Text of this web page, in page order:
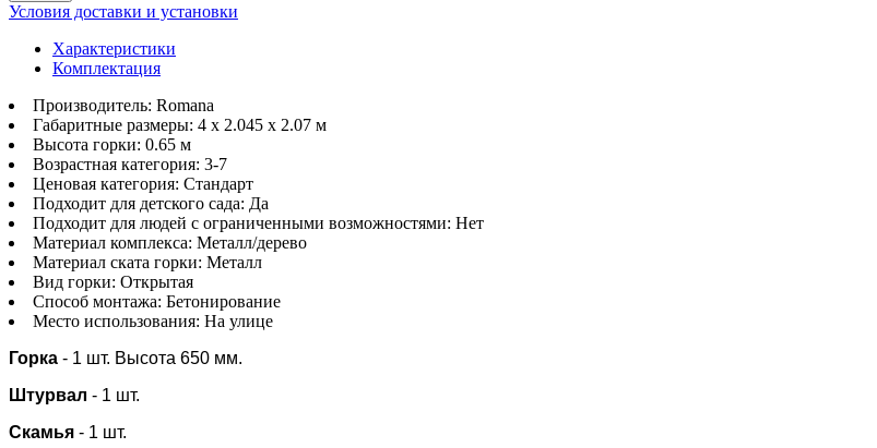
Условия доставки и установки
Характеристики
Комплектация
Производитель: Romana
Габаритные размеры: 4 x 2.045 x 2.07 м
Высота горки: 0.65 м
Возрастная категория: 3-7
Ценовая категория: Стандарт
Подходит для детского сада: Да
Подходит для людей с ограниченными возможностями: Нет
Материал комплекса: Металл/дерево
Материал ската горки: Металл
Вид горки: Открытая
Способ монтажа: Бетонирование
Место использования: На улице
Горка - 1 шт. Высота 650 мм.
Штурвал - 1 шт.
Скамья - 1 шт.